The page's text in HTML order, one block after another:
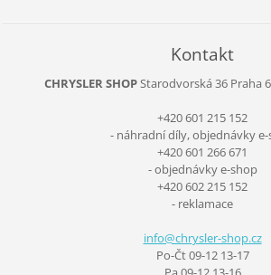
Kontakt
CHRYSLER SHOPStarodvorská 36 Praha
+420 601 215 152
- náhradní díly, objednávky
+420 601 266 671
- objednávky e-shop
+420 602 215 152
- reklamace
info@chrysler-shop.cz
Po-Čt 09-12 13-17